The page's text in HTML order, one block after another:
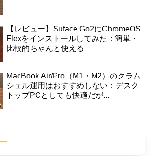
【レビュー】Suface Go2にChromeOS
Flexをインストールしてみた：簡単・
比較的ちゃんと使える
MacBook Air/Pro（M1・M2）のクラム
シェル運用はおすすめしない：デスク
トップPCとしても快適だが...